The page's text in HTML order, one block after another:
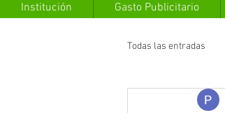
Institución Gasto Publicitario
Todas las entradas